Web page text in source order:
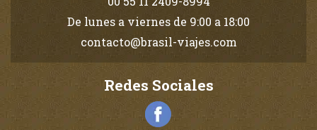
De lunes a viernes de 9:00 a 18:00
contacto@brasil-viajes.com
Redes Sociales